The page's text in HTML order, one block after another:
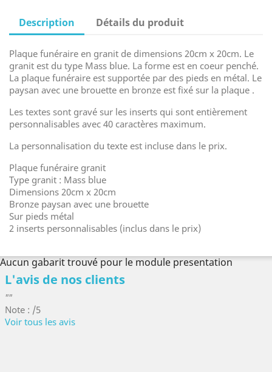
Description Détails du produit
Plaque funéraire en granit de dimensions 20cm x 20cm. Le
granit est du type Mass blue. La forme est en coeur penché.
La plaque funéraire est supportée par des pieds en métal. Le
paysan avec une brouette en bronze est fixé sur la plaque .
Les textes sont gravé sur les inserts qui sont entièrement
personnalisables avec 40 caractères maximum.
La personnalisation du texte est incluse dans le prix.
Plaque funéraire granit
Type granit : Mass blue
Dimensions 20cm x 20cm
Bronze paysan avec une brouette
Sur pieds métal
2 inserts personnalisables (inclus dans le prix)
Aucun gabarit trouvé pour le module presentation
L'avis de nos clients
""
Note : /5
Voir tous les avis